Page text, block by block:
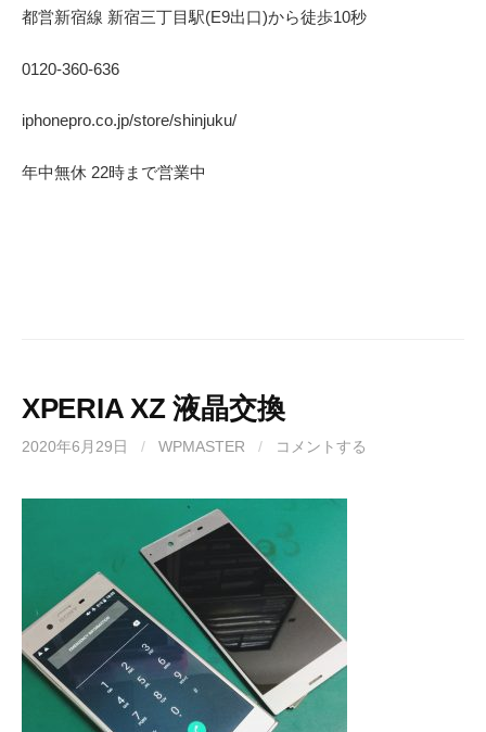
都営新宿線 新宿三丁目駅(E9出口)から徒歩10秒
0120-360-636
iphonepro.co.jp/store/shinjuku/
年中無休 22時まで営業中
XPERIA XZ 液晶交換
2020年6月29日 / WPMASTER / コメントする